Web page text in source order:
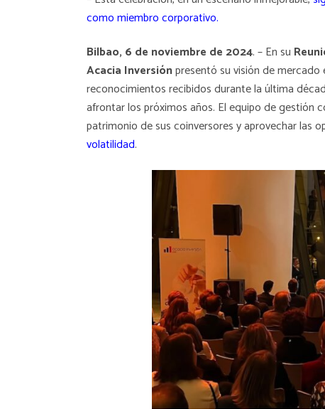
como miembro corporativo.
Bilbao, 6 de noviembre de 2024. – En su
Acacia Inversiónpresentó su visión de
reconocimientos recibidos durante la última
afrontar los próximos años. El equipo de gestión
patrimonio de sus coinversores y aprovechar las
volatilidad.